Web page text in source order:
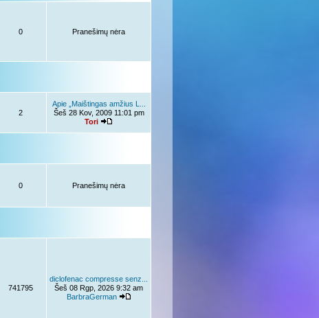
0 Pranešimų nėra
2
Apie „Maištingas amžius L...
Šeš 28 Kov, 2009 11:01 pm
Tori
0 Pranešimų nėra
741795
diclofenac compresse senz...
Šeš 08 Rgp, 2026 9:32 am
BarbraGerman